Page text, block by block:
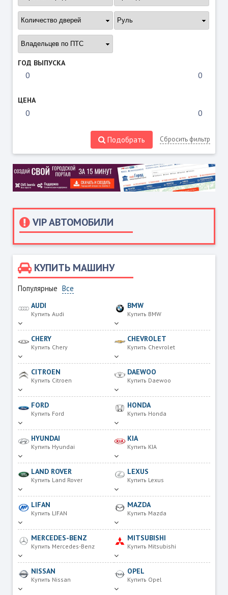
VIP АВТОМОБИЛИ
КУПИТЬ МАШИНУ
Популярные Все
AUDI
Купить Audi
BMW
Купить BMW
CHERY
Купить Chery
CHEVROLET
Купить Chevrolet
CITROEN
Купить Citroen
DAEWOO
Купить Daewoo
FORD
Купить Ford
HONDA
Купить Honda
HYUNDAI
Купить Hyundai
KIA
Купить KIA
LAND ROVER
Купить Land Rover
LEXUS
Купить Lexus
LIFAN
Купить LIFAN
MAZDA
Купить Mazda
MERCEDES-BENZ
Купить Mercedes-Benz
MITSUBISHI
Купить Mitsubishi
NISSAN
Купить Nissan
OPEL
Купить Opel
ГОД ВЫПУСКА
ЦЕНА
Подобрать Сбросить фильтр